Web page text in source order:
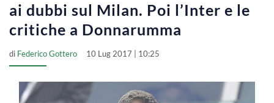
ai dubbi sul Milan. Poi l’Inter e le
critiche a Donnarumma
di Federico Gottero 10 Lug 2017 | 10:25